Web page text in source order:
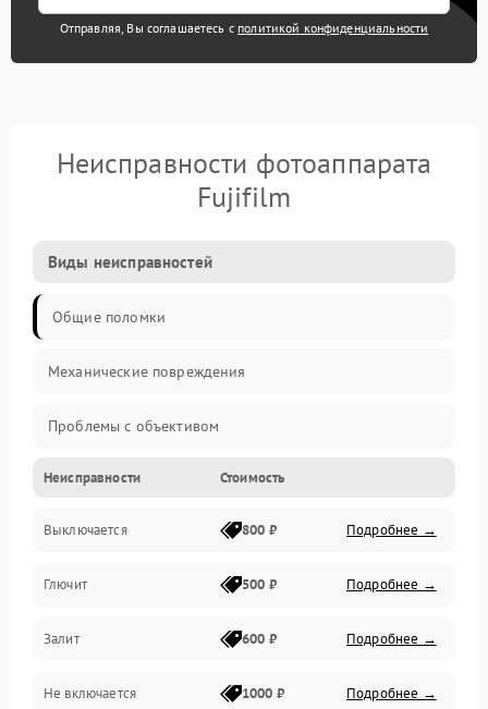
Отправляя, Вы соглашаетесь с политикой конфиденциальности
Неисправности фотоаппарата
Fujifilm
Виды неисправностей
Общие поломки
Механические повреждения
Проблемы с объективом
Электронные ошибки
Механические проблемы
Матрица и оптика
Питание и питание цепей
Проблемы с картами памяти
Неисправности Стоимость
Выключается 800 ₽ Подробнее →
Глючит 500 ₽ Подробнее →
Залит 600 ₽ Подробнее →
Не включается 1000 ₽ Подробнее →